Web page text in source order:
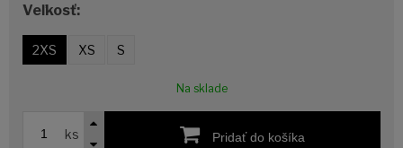
Veľkosť:
2XS XS S
Na sklade
ks Pridať do košíka